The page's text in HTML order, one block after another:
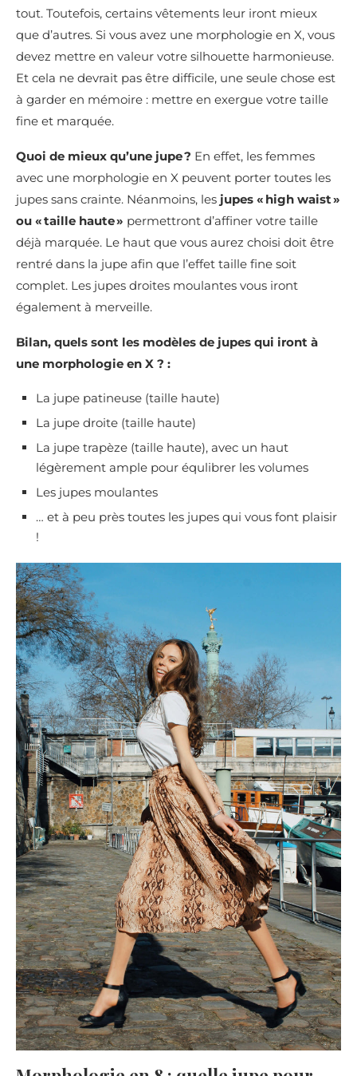
tout. Toutefois, certains vêtements leur iront mieux
que d’autres. Si vous avez une morphologie en X, vous
devez mettre en valeur votre silhouette harmonieuse.
Et cela ne devrait pas être difficile, une seule chose est
à garder en mémoire : mettre en exergue votre taille
fine et marquée.
Quoi de mieux qu’une jupe ? En effet, les femmes
avec une morphologie en X peuvent porter toutes les
jupes sans crainte. Néanmoins, les jupes « high waist »
ou « taille haute » permettront d’affiner votre taille
déjà marquée. Le haut que vous aurez choisi doit être
rentré dans la jupe afin que l’effet taille fine soit
complet. Les jupes droites moulantes vous iront
également à merveille.
Bilan, quels sont les modèles de jupes qui iront à
une morphologie en X ? :
La jupe patineuse (taille haute)
La jupe droite (taille haute)
La jupe trapèze (taille haute), avec un haut
légèrement ample pour équlibrer les volumes
Les jupes moulantes
… et à peu près toutes les jupes qui vous font plaisir
!